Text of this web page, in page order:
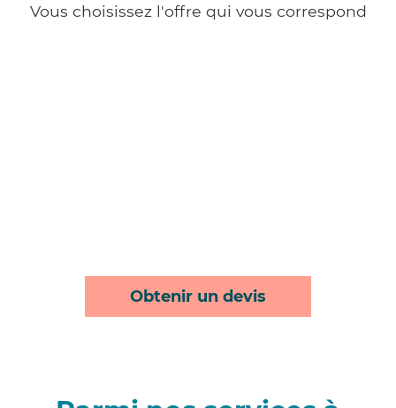
Vous choisissez l'offre qui vous correspond
Obtenir un devis